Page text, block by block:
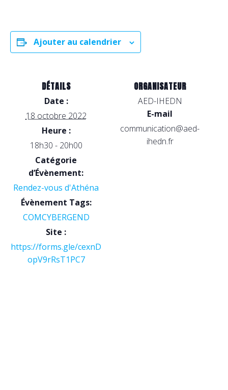
Ajouter au calendrier
DÉTAILS
Date :
18 octobre 2022
Heure :
18h30 - 20h00
Catégorie
d’Évènement:
Rendez-vous d'Athéna
Évènement Tags:
COMCYBERGEND
Site :
https://forms.gle/cexnD
opV9rRsT1PC7
ORGANISATEUR
AED-IHEDN
E-mail
communication@aed-
ihedn.fr